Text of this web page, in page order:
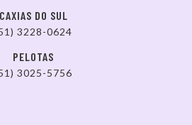
CAXIAS DO SUL
3228-0624
PELOTAS
3025-5756